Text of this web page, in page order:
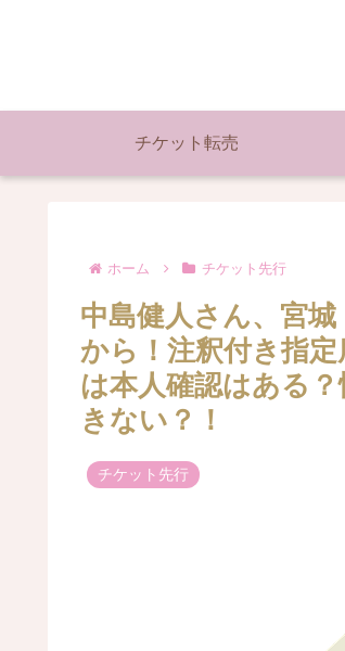
チケット転売
ホーム チケット先行
中島健人さん、宮
から！注釈付き指
は本人確認はある
きない？！
チケット先行